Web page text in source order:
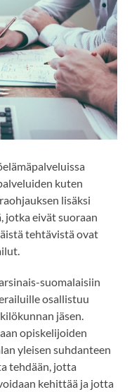
kuten
lisäksi
jotka eivät suoraan
tehtävistä ovat
suomalaisiin
osallistuu
jäsen.
opiskelijoiden
yleisen suhdanteen
tehdään, jotta
kehittää ja jotta